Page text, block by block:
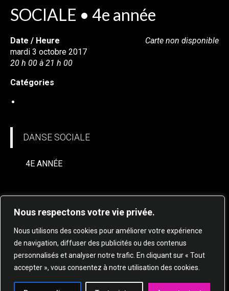
Nous respectons votre vie privée.
Nous utilisons des cookies pour améliorer votre expérience
de navigation, diffuser des publicités ou des contenus
personnalisés et analyser notre trafic. En cliquant sur « Tout
accepter », vous consentez à notre utilisation des cookies.
SOCIALE • 4e année
Carte non disponible
Date / Heure
mardi 3 octobre 2017
20 h 00 à 21 h 00
Catégories
DANSE SOCIALE
4E ANNÉE
© 2025 STUDIO DE DANSE HARMONIE TOUS